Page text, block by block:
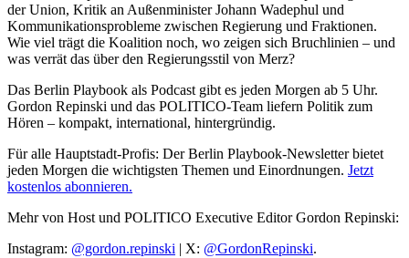
der Union, Kritik an Außenminister Johann Wadephul und
Kommunikationsprobleme zwischen Regierung und Fraktionen.
Wie viel trägt die Koalition noch, wo zeigen sich Bruchlinien – und
was verrät das über den Regierungsstil von Merz?
Das Berlin Playbook als Podcast gibt es jeden Morgen ab 5 Uhr.
Gordon Repinski und das POLITICO-Team liefern Politik zum
Hören – kompakt, international, hintergründig.
Für alle Hauptstadt-Profis: Der Berlin Playbook-Newsletter bietet
jeden Morgen die wichtigsten Themen und Einordnungen. Jetzt
kostenlos abonnieren.
Mehr von Host und POLITICO Executive Editor Gordon Repinski:
Instagram: @gordon.repinski | X: @GordonRepinski.